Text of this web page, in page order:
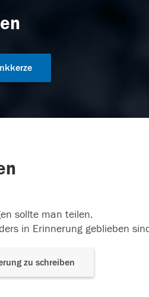
sollte man teilen.
in Erinnerung geblieben
zu schreiben